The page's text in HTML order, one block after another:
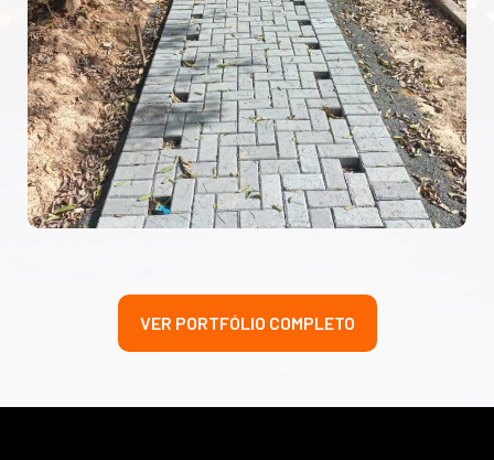
VER PORTFÓLIO COMPLETO